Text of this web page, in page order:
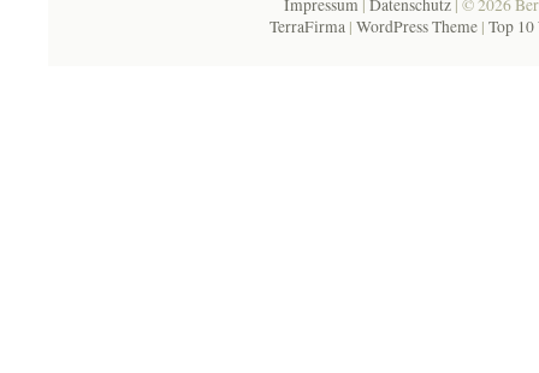
Impressum Datenschutz | © 2026
TerraFirma | WordPress Theme | Top